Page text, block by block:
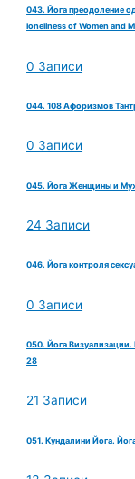
043. Йога преодоление
loneliness of Women and
0 Записи
044. 108 Афоризмов
0 Записи
045. Йога Женщины и
24 Записи
046. Йога контроля
0 Записи
050. Йога Визуализации.
28
21 Записи
051. Кундалини Йога.